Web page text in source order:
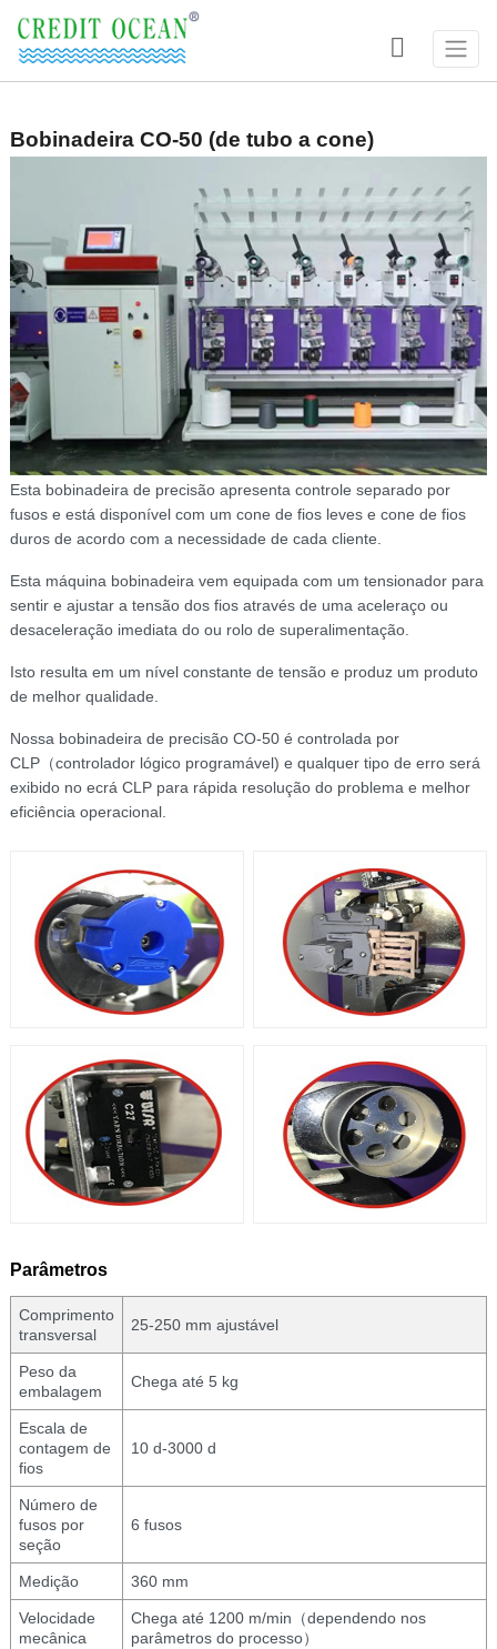

Bobinadeira CO-50 (de tubo a cone)
Esta bobinadeira de precisão apresenta controle separado por
fusos e está disponível com um cone de fios leves e cone de fios
duros de acordo com a necessidade de cada cliente.
Esta máquina bobinadeira vem equipada com um tensionador para
sentir e ajustar a tensão dos fios através de uma aceleraço ou
desaceleração imediata do ou rolo de superalimentação.
Isto resulta em um nível constante de tensão e produz um produto
de melhor qualidade.
Nossa bobinadeira de precisão CO-50 é controlada por
CLP（controlador lógico programável) e qualquer tipo de erro será
exibido no ecrá CLP para rápida resolução do problema e melhor
eficiência operacional.
Parâmetros
Comprimento
transversal
25-250 mm ajustável
Peso da
embalagem
Chega até 5 kg
Escala de
contagem de
fios
10 d-3000 d
Número de
fusos por
seção
6 fusos
Medição 360 mm
Velocidade
mecânica
Chega até 1200 m/min（dependendo nos
parâmetros do processo）